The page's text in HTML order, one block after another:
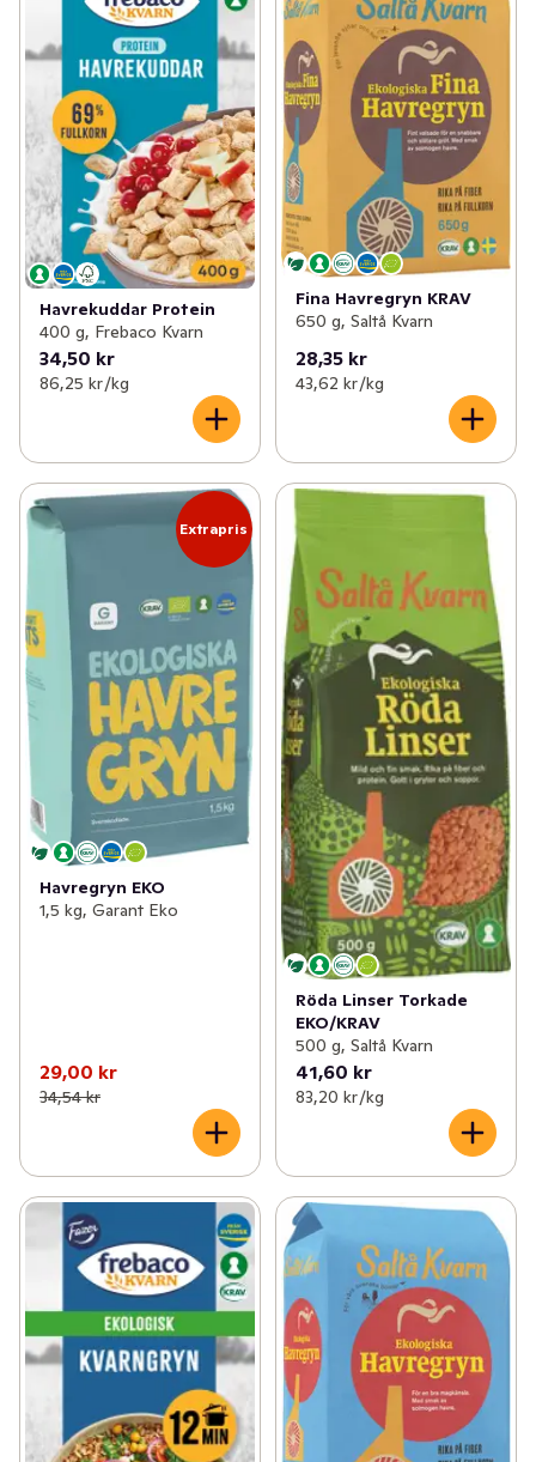
Havrekuddar Protein
400 g, Frebaco Kvarn
34,50 kr
86,25 kr /kg
Fina Havregryn KRAV
650 g, Saltå Kvarn
28,35 kr
43,62 kr /kg
Extrapris
Havregryn EKO
1,5 kg, Garant Eko
29,00 kr
34,54 kr
Röda Linser Torkade
EKO/KRAV
500 g, Saltå Kvarn
41,60 kr
83,20 kr /kg